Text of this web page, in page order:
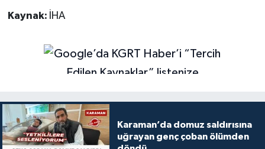
Kaynak: İHA
Karaman’da domuz saldırısına
uğrayan genç çoban ölümden